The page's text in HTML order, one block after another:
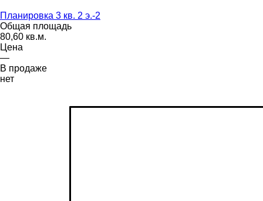
Планировка 3 кв. 2 э.-2
Общая площадь
80,60 кв.м.
Цена
—
В продаже
нет